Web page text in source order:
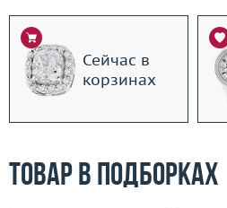
Сейчас в
корзинах
Товар в подборках